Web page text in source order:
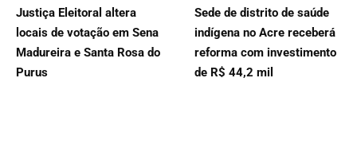
Justiça Eleitoral altera
locais de votação em Sena
Madureira e Santa Rosa do
Purus
Sede de distrito de saúde
indígena no Acre receberá
reforma com investimento
de R$ 44,2 mil